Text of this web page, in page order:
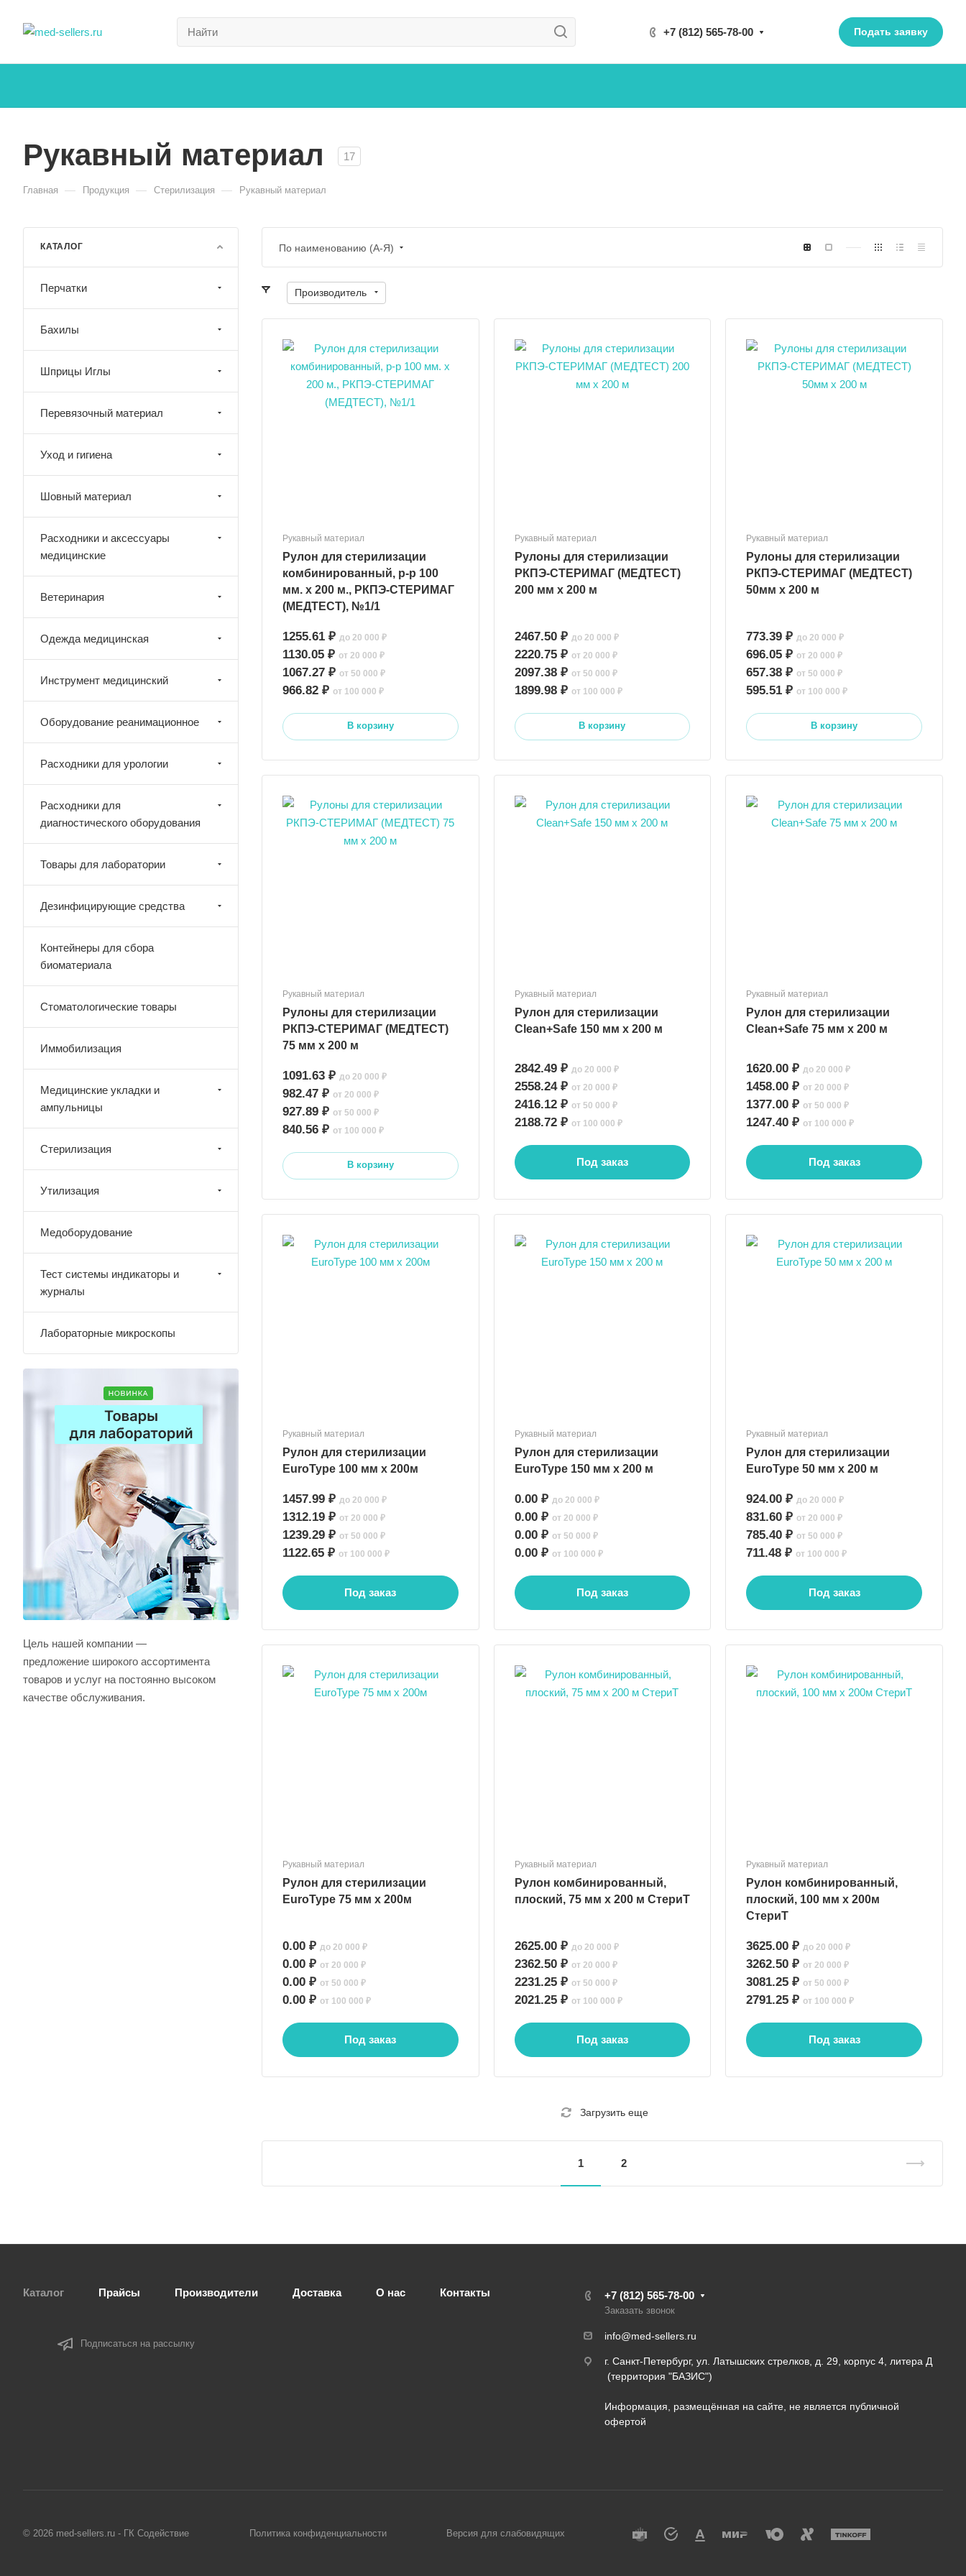
+7 (812) 565-78-00 Подать заявку
Рукавный материал 17
Главная — Продукция — Стерилизация — Рукавный материал
По наименованию (А-Я)
Производитель
Рукавный материал
Рулон для стерилизации
комбинированный, р-р 100
мм. х 200 м., РКПЭ-СТЕРИМАГ
(МЕДТЕСТ), №1/1
1255.61 ₽ до 20 000 ₽
1130.05 ₽ от 20 000 ₽
1067.27 ₽ от 50 000 ₽
966.82 ₽ от 100 000 ₽
В корзину
Рукавный материал
Рулоны для стерилизации
РКПЭ-СТЕРИМАГ (МЕДТЕСТ)
200 мм х 200 м
2467.50 ₽ до 20 000 ₽
2220.75 ₽ от 20 000 ₽
2097.38 ₽ от 50 000 ₽
1899.98 ₽ от 100 000 ₽
В корзину
Рукавный материал
Рулоны для стерилизации
РКПЭ-СТЕРИМАГ (МЕДТЕСТ)
50мм х 200 м
773.39 ₽ до 20 000 ₽
696.05 ₽от 20 000 ₽
657.38 ₽от 50 000 ₽
595.51 ₽от 100 000 ₽
В корзину
Рукавный материал
Рулоны для стерилизации
РКПЭ-СТЕРИМАГ (МЕДТЕСТ)
75 мм х 200 м
1091.63 ₽ до 20 000 ₽
982.47 ₽ от 20 000 ₽
927.89 ₽ от 50 000 ₽
840.56 ₽ от 100 000 ₽
В корзину
Рукавный материал
Рулон для стерилизации
Clean+Safe 150 мм х 200 м
2842.49 ₽ до 20 000 ₽
2558.24 ₽ от 20 000 ₽
2416.12 ₽ от 50 000 ₽
2188.72 ₽ от 100 000 ₽
Под заказ
Рукавный материал
Рулон для стерилизации
Clean+Safe 75 мм х 200 м
1620.00 ₽до 20 000 ₽
1458.00 ₽от 20 000 ₽
1377.00 ₽от 50 000 ₽
1247.40 ₽от 100 000 ₽
Под заказ
Рукавный материал
Рулон для стерилизации
EuroType 100 мм х 200м
1457.99 ₽ до 20 000 ₽
1312.19 ₽ от 20 000 ₽
1239.29 ₽ от 50 000 ₽
1122.65 ₽ от 100 000 ₽
Под заказ
Рукавный материал
Рулон для стерилизации
EuroType 150 мм х 200 м
0.00 ₽ до 20 000 ₽
0.00 ₽ от 20 000 ₽
0.00 ₽ от 50 000 ₽
0.00 ₽ от 100 000 ₽
Под заказ
Рукавный материал
Рулон для стерилизации
EuroType 50 мм х 200 м
924.00 ₽до 20 000 ₽
831.60 ₽от 20 000 ₽
785.40 ₽от 50 000 ₽
711.48 ₽от 100 000 ₽
Под заказ
Рукавный материал
Рулон для стерилизации
EuroType 75 мм х 200м
0.00 ₽ до 20 000 ₽
0.00 ₽ от 20 000 ₽
0.00 ₽ от 50 000 ₽
0.00 ₽ от 100 000 ₽
Под заказ
Рукавный материал
Рулон комбинированный,
плоский, 75 мм х 200 м СтериТ
2625.00 ₽ до 20 000 ₽
2362.50 ₽ от 20 000 ₽
2231.25 ₽ от 50 000 ₽
2021.25 ₽ от 100 000 ₽
Под заказ
Рукавный материал
Рулон комбинированный,
плоский, 100 мм х 200м
СтериТ
3625.00 ₽ до 20 000 ₽
3262.50 ₽от 20 000 ₽
3081.25 ₽от 50 000 ₽
2791.25 ₽от 100 000 ₽
Под заказ
Загрузить еще
1 2
КАТАЛОГ
Перчатки
Бахилы
Шприцы Иглы
Перевязочный материал
Уход и гигиена
Шовный материал
Расходники и аксессуары
медицинские
Ветеринария
Одежда медицинская
Инструмент медицинский
Оборудование реанимационное
Расходники для урологии
Расходники для
диагностического оборудования
Товары для лаборатории
Дезинфицирующие средства
Контейнеры для сбора
биоматериала
Стоматологические товары
Иммобилизация
Медицинские укладки и
ампульницы
Стерилизация
Утилизация
Медоборудование
Тест системы индикаторы и
журналы
Лабораторные микроскопы
Цель нашей компании —
предложение широкого ассортимента
товаров и услуг на постоянно высоком
качестве обслуживания.
Каталог Прайсы Производители Доставка О нас Контакты
Подписаться на рассылку
+7 (812) 565-78-00
Заказать звонок
info@med-sellers.ru
г. Санкт-Петербург, ул. Латышских стрелков, д. 29, корпус 4, литера Д
(территория "БАЗИС")
Информация, размещённая на сайте, не является публичной
офертой
© 2026 med-sellers.ru - ГК Содействие Политика конфиденциальности Версия для слабовидящих